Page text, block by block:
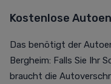
Kostenlose
Das benötigt der
Bergheim: Falls Sie Ihr
braucht die